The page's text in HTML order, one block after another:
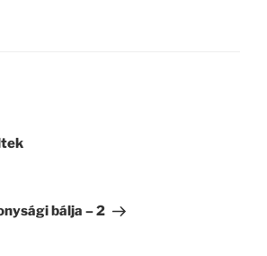
bálja – 2